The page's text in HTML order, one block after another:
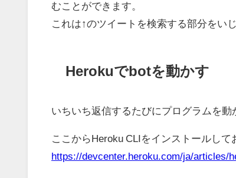
むことができます。
これは↑のツイートを検索する部分をい
Herokuでbotを動かす
いちいち返信するたびにプログラムを
ここからHeroku CLIをインストールし
https://devcenter.heroku.com/ja/articles/